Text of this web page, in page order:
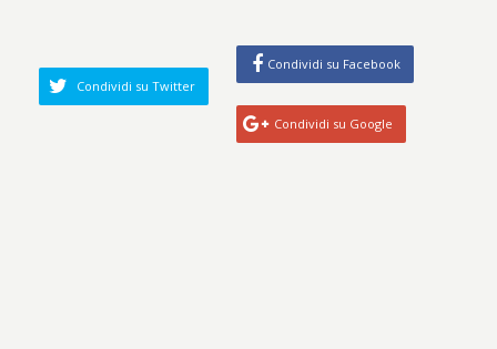
Condividi su Twitter
Condividi su Facebook
Condividi su Google